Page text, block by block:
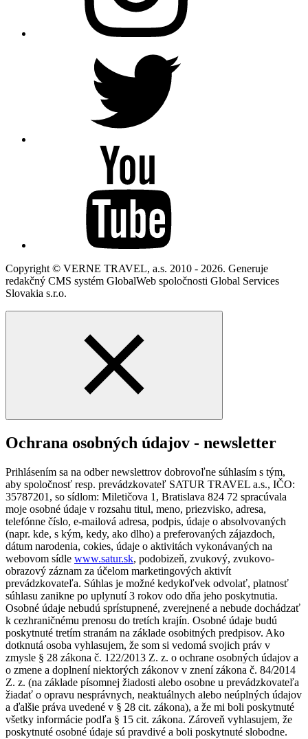
Copyright © VERNE TRAVEL, a.s. 2010 - 2026. Generuje
redakčný CMS systém GlobalWeb spoločnosti Global Services
Slovakia s.r.o.
Ochrana osobných údajov - newsletter
Prihlásením sa na odber newslettrov dobrovoľne súhlasím s tým,
aby spoločnosť resp. prevádzkovateľ SATUR TRAVEL a.s., IČO:
35787201, so sídlom: Miletičova 1, Bratislava 824 72 spracúvala
moje osobné údaje v rozsahu titul, meno, priezvisko, adresa,
telefónne číslo, e-mailová adresa, podpis, údaje o absolvovaných
(napr. kde, s kým, kedy, ako dlho) a preferovaných zájazdoch,
dátum narodenia, cokies, údaje o aktivitách vykonávaných na
webovom sídle www.satur.sk, podobizeň, zvukový, zvukovo-
obrazový záznam za účelom marketingových aktivít
prevádzkovateľa. Súhlas je možné kedykoľvek odvolať, platnosť
súhlasu zanikne po uplynutí 3 rokov odo dňa jeho poskytnutia.
Osobné údaje nebudú sprístupnené, zverejnené a nebude dochádzať
k cezhraničnému prenosu do tretích krajín. Osobné údaje budú
poskytnuté tretím stranám na základe osobitných predpisov. Ako
dotknutá osoba vyhlasujem, že som si vedomá svojich práv v
zmysle § 28 zákona č. 122/2013 Z. z. o ochrane osobných údajov a
o zmene a doplnení niektorých zákonov v znení zákona č. 84/2014
Z. z. (na základe písomnej žiadosti alebo osobne u prevádzkovateľa
žiadať o opravu nesprávnych, neaktuálnych alebo neúplných údajov
a ďalšie práva uvedené v § 28 cit. zákona), a že mi boli poskytnuté
všetky informácie podľa § 15 cit. zákona. Zároveň vyhlasujem, že
poskytnuté osobné údaje sú pravdivé a boli poskytnuté slobodne.